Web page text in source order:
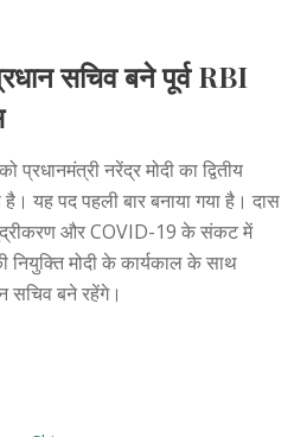
सचिव बने पूर्व RBI
प्रधानमंत्री नरेंद्र मोदी का द्वितीय
यह पद पहली बार बनाया गया है। दास
और COVID-19 के संकट में
नियुक्ति मोदी के कार्यकाल के साथ
सचिव बने रहेंगे।